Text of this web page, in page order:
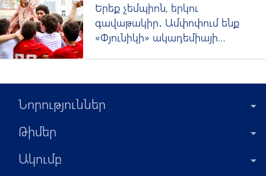
Երեք չեմպիոն, երկու
գավաթակիր․ Ամփոփում ենք
«Փյունիկի» ակադեմիայի
Նորություններ
Թիմեր
Ակումբ